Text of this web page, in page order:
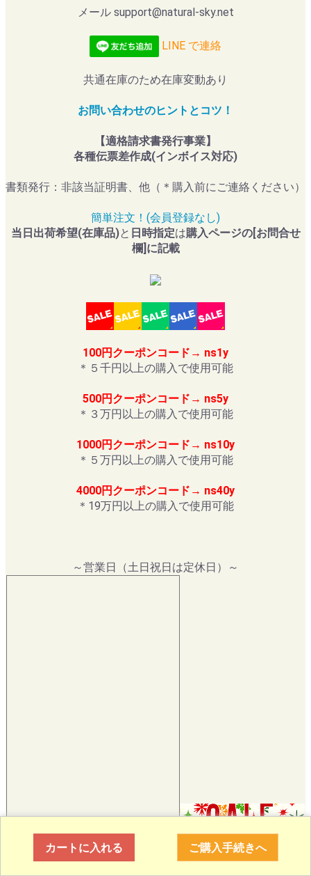
メール support@natural-sky.net
LINE で連絡
共通在庫のため在庫変動あり
お問い合わせのヒントとコツ！
【適格請求書発行事業】
各種伝票差作成(インボイス対応)
書類発行：非該当証明書、他（＊購入前にご連絡ください）
簡単注文！(会員登録なし)
当日出荷希望(在庫品)と 日時指定は購入ページの[お問合せ
欄]に記載
100円クーポンコード→ ns1y
＊５千円以上の購入で使用可能
500円クーポンコード→ ns5y
＊３万円以上の購入で使用可能
1000円クーポンコード→ ns10y
＊５万円以上の購入で使用可能
4000円クーポンコード→ ns40y
＊19万円以上の購入で使用可能
～営業日（土日祝日は定休日）～
カートに入れる ご購入手続きへ